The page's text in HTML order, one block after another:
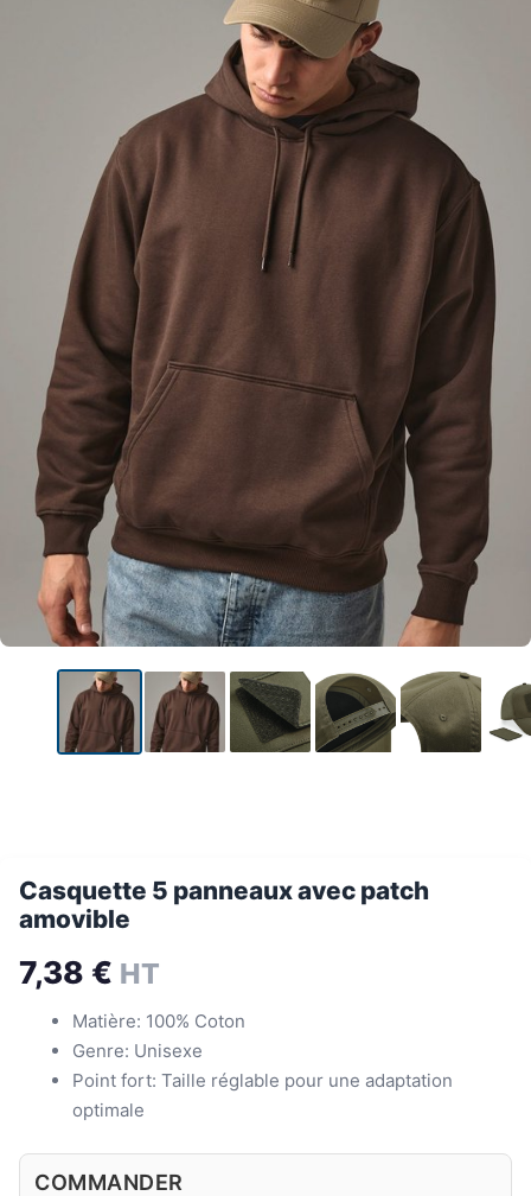
Casquette 5 panneaux avec patch
amovible
7,38 € HT
Matière: 100% Coton
Genre: Unisexe
Point fort: Taille réglable pour une adaptation
optimale
COMMANDER